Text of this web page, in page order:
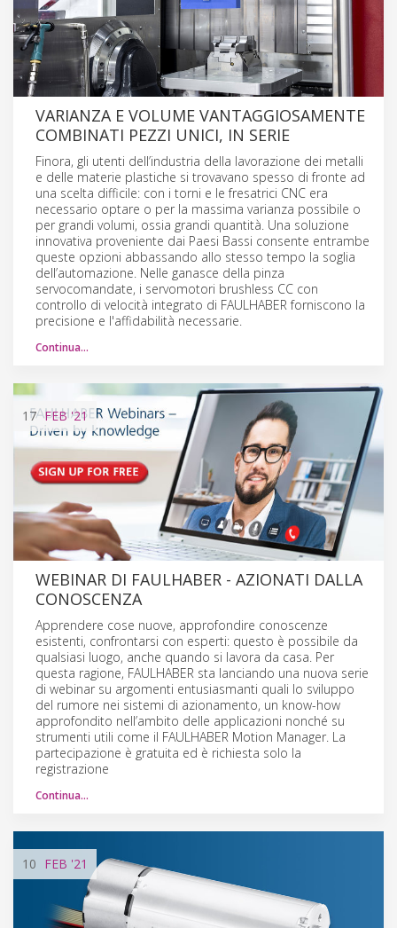
VARIANZA E VOLUME VANTAGGIOSAMENTE
COMBINATI PEZZI UNICI, IN SERIE
Finora, gli utenti dell’industria della lavorazione dei metalli
e delle materie plastiche si trovavano spesso di fronte ad
una scelta difficile: con i torni e le fresatrici CNC era
necessario optare o per la massima varianza possibile o
per grandi volumi, ossia grandi quantità. Una soluzione
innovativa proveniente dai Paesi Bassi consente entrambe
queste opzioni abbassando allo stesso tempo la soglia
dell’automazione. Nelle ganasce della pinza
servocomandate, i servomotori brushless CC con
controllo di velocità integrato di FAULHABER forniscono la
precisione e l'affidabilità necessarie.
Continua…
17 FEB'21
WEBINAR DI FAULHABER - AZIONATI DALLA
CONOSCENZA
Apprendere cose nuove, approfondire conoscenze
esistenti, confrontarsi con esperti: questo è possibile da
qualsiasi luogo, anche quando si lavora da casa. Per
questa ragione, FAULHABER sta lanciando una nuova serie
di webinar su argomenti entusiasmanti quali lo sviluppo
del rumore nei sistemi di azionamento, un know-how
approfondito nell’ambito delle applicazioni nonché su
strumenti utili come il FAULHABER Motion Manager. La
partecipazione è gratuita ed è richiesta solo la
registrazione
Continua…
10 FEB '21